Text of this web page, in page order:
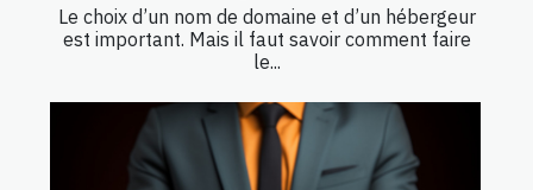
Le choix d’un nom de domaine et d’un hébergeur
est important. Mais il faut savoir comment faire
le...